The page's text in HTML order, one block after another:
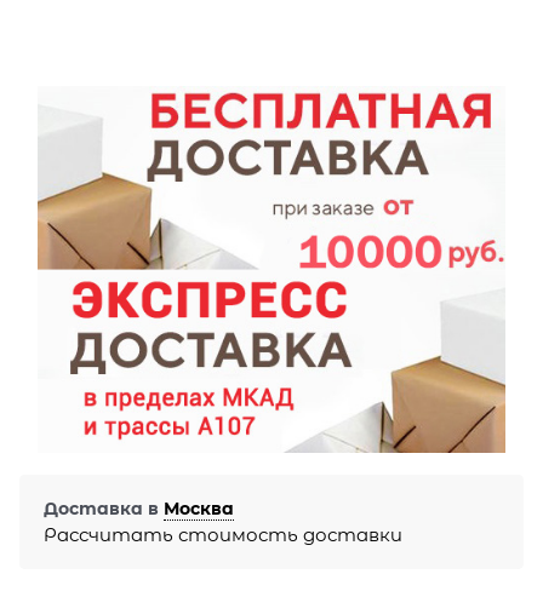
Доставка в Москва
Рассчитать стоимость доставки